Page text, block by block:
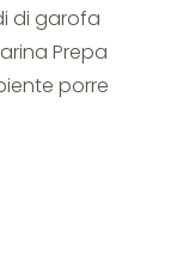
di garofa
Prepa
porre